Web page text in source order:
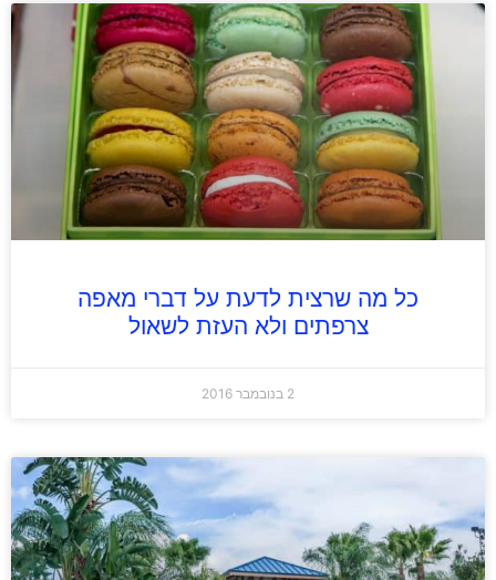
כל מה שרצית לדעת על דברי מאפה
צרפתים ולא העזת לשאול
2 בנובמבר 2016